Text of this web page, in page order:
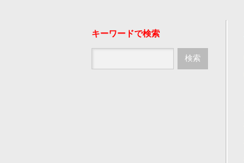
キーワードで検索